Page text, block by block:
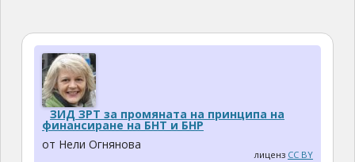
ЗИД ЗРТ за промяната на принципа на
финансиране на БНТ и БНР
от Нели Огнянова
лиценз CC BY